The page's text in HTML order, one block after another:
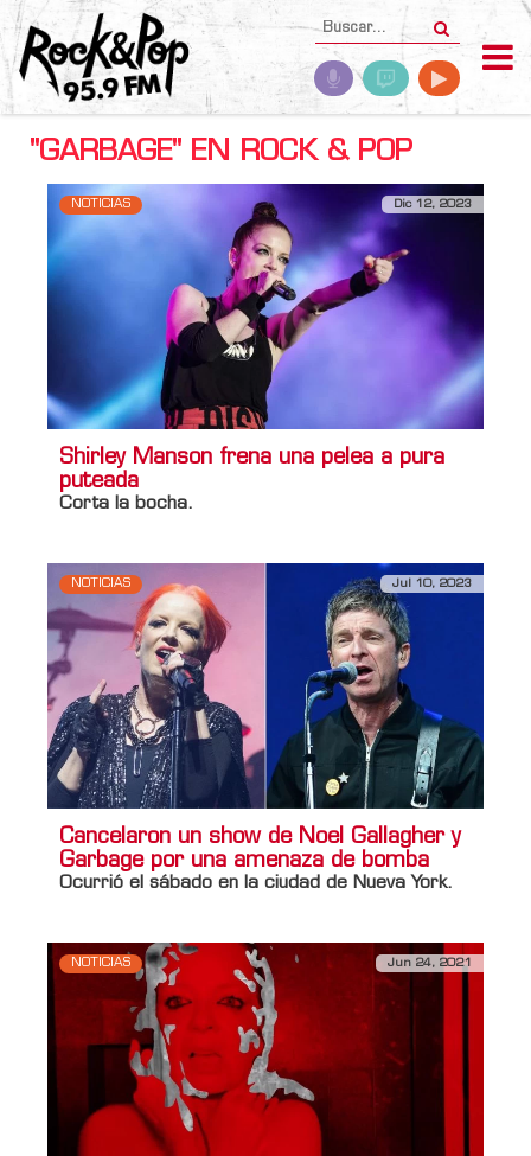
"GARBAGE" EN ROCK & POP
NOTICIAS Dic 12, 2023
Shirley Manson frena una pelea a pura
puteada
Corta la bocha.
NOTICIAS Jul 10, 2023
Cancelaron un show de Noel Gallagher y
Garbage por una amenaza de bomba
Ocurrió el sábado en la ciudad de Nueva York.
NOTICIAS Jun 24, 2021